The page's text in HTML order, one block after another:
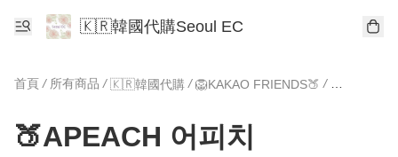
🇰🇷韓國代購Seoul EC
首頁 / 所有商品 / 🇰🇷韓國代購 / 🦁KAKAO FRIENDS🍑 /
🍑APEACH 어피치